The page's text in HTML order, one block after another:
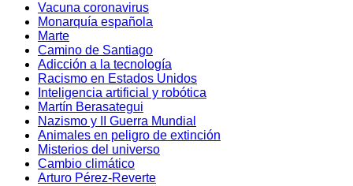
Vacuna coronavirus
Monarquía española
Marte
Camino de Santiago
Adicción a la tecnología
Racismo en Estados Unidos
Inteligencia artificial y robótica
Martín Berasategui
Nazismo y II Guerra Mundial
Animales en peligro de extinción
Misterios del universo
Cambio climático
Arturo Pérez-Reverte